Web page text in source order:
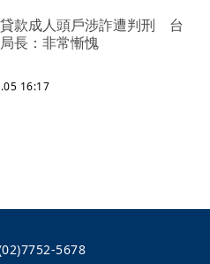
款成人頭戶涉詐遭判刑 台
長：非常慚愧
16:17
5678